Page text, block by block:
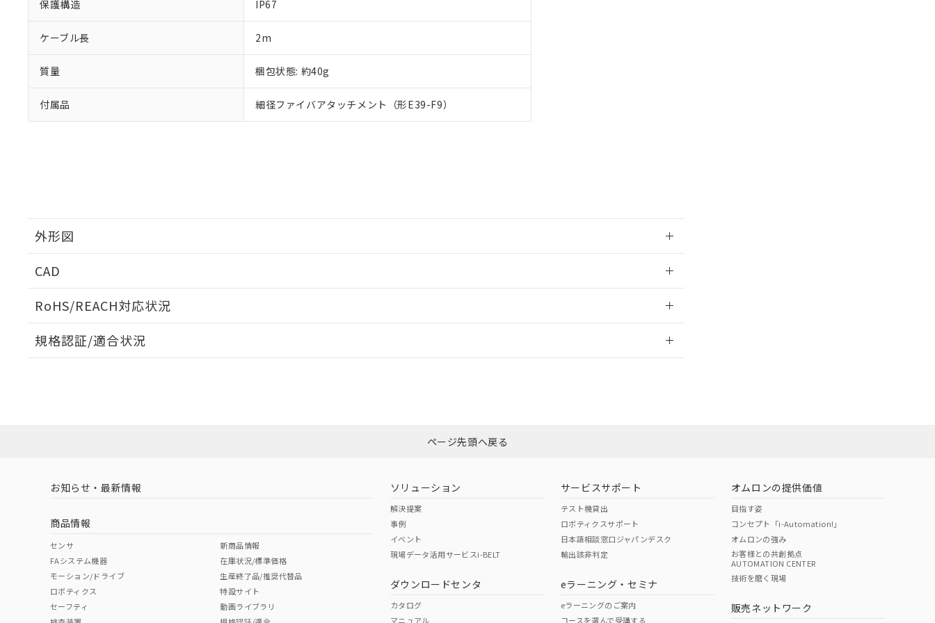
保護構造 IP67
ケーブル長 2m
質量 梱包状態: 約40g
付属品 細径ファイバアタッチメント（形E39-F9）
外形図
CAD
RoHS/REACH対応状況
EU RoHS 注意事項・凡例
ダウンロードはこちら
中国 RoHS 注意事項・凡例
中国 RoHS表
Pb Hg Cr(VI)
規格認証/適合状況
※本証明書は発行日時点で非含有を証明するもので、過去に遡って非含有を証明するものではありません。
また、RoHS指令のフタル酸エステル類４物質の対応では、対応完了までの期間は出荷製品に未対応品が
混在することから備考欄に対応日を記載しておりました。
り割愛しております。
ページ先頭へ戻る
お知らせ・最新情報
商品情報
センサ
FAシステム機器
モーション/ドライブ
ロボティクス
セーフティ
新商品情報
在庫状況/標準価格
生産終了品/推奨代替品
特設サイト
動画ライブラリ
ソリューション
解決提案
事例
イベント
現場データ活用サービスi-BELT
ダウンロードセンタ
カタログ
マニュアル
サービスサポート
テスト機貸出
ロボティクスサポート
日本語相談窓口ジャパンデスク
輸出該非判定
eラーニング・セミナ
eラーニングのご案内
コースを選んで受講する
オムロンの提供価値
目指す姿
コンセプト「i-Automation!」
オムロンの強み
お客様との共創拠点
AUTOMATION CENTER
技術を磨く現場
販売ネットワーク